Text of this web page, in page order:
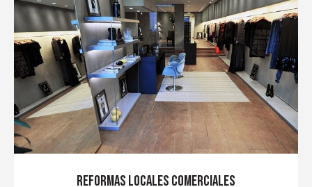
REFORMAS LOCALES COMERCIALES